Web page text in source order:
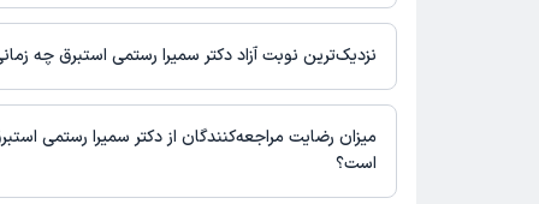
در حال حاضر اطلاعاتی درباره ارائه ویزیت آنلاین توسط دکتر سمیرا
دسترس نیست. برای دریافت اطلاعات دقیق‌تر، لطفاً با مطب تماس
نزدیک‌ترین نوبت آزاد دکتر سمیرا رستمی استبرق چه
زمان نوبت‌دهی و پذیرش بیماران با هماهنگی مطب مشخص می‌شود.
میزان رضایت مراجعه‌کنندگان از دکتر سمیرا رستمی
است؟